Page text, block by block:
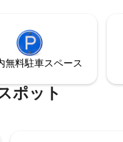
いいたしま
ティはゲス
のポリシー
上（対面チ
シー）
ベガスのエ
ことができ
の駐車場、
直接アクセ
リップ、ナ
徒歩すぐで
無料駐⁠車ス⁠ペ⁠ー⁠ス
ポ⁠ッ⁠ト